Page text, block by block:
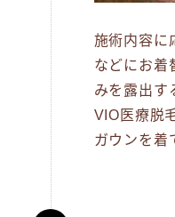
施術内容に
などにお着
みを露出す
VIO医療脱
ガウンを着